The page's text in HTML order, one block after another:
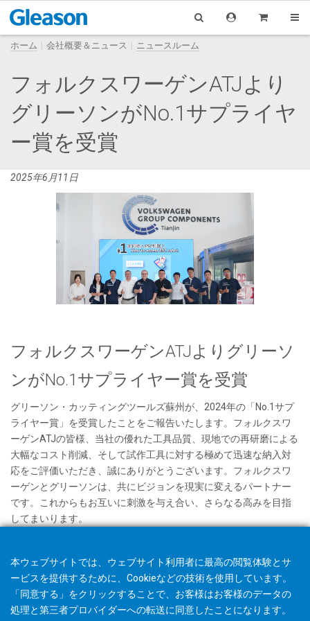
ホーム 会社概要＆ニュース ニュースルーム
フォルクスワーゲンATJより
グリーソンがNo.1サプライヤ
ー賞を受賞
2025年6月11日
フォルクスワーゲンATJよりグリーソ
ンがNo.1サプライヤー賞を受賞
グリーソン・カッティングツールズ蘇州が、2024年の「No.1サプ
ライヤー賞」を受賞したことをご報告いたします。フォルクスワ
ーゲンATJの皆様、当社の優れた工具品質、現地での再研磨による
大幅なコスト削減、そして試作工具に対する極めて迅速な納入対
応をご評価いただき、誠にありがとうございます。フォルクスワ
ーゲンとグリーソンは、共にビジョンを現実に変えるパートナー
です。これからもお互いに刺激を与え合い、さらなる高みを目指
してまいります。
本ウェブサイトでは、ウェブサイト利用者に最高の閲覧体験とサ
ービスを提供するために、Cookieなどの技術を使用しています。
「同意する」をクリックすることで、お客様はお客様のデータの
処理と第三者プロバイダーへの転送に同意したことになります。